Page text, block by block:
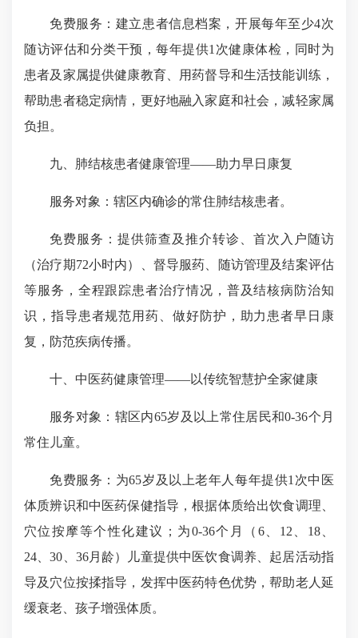
免费服务：建立患者信息档案，开展每年至少4次
随访评估和分类干预，每年提供1次健康体检，同时为
患者及家属提供健康教育、用药督导和生活技能训练，
帮助患者稳定病情，更好地融入家庭和社会，减轻家属
负担。
九、肺结核患者健康管理——助力早日康复
服务对象：辖区内确诊的常住肺结核患者。
免费服务：提供筛查及推介转诊、首次入户随访
（治疗期72小时内）、督导服药、随访管理及结案评估
等服务，全程跟踪患者治疗情况，普及结核病防治知
识，指导患者规范用药、做好防护，助力患者早日康
复，防范疾病传播。
十、中医药健康管理——以传统智慧护全家健康
服务对象：辖区内65岁及以上常住居民和0-36个月
常住儿童。
免费服务：为65岁及以上老年人每年提供1次中医
体质辨识和中医药保健指导，根据体质给出饮食调理、
穴位按摩等个性化建议；为0-36个月（6、12、18、
24、30、36月龄）儿童提供中医饮食调养、起居活动指
导及穴位按揉指导，发挥中医药特色优势，帮助老人延
缓衰老、孩子增强体质。